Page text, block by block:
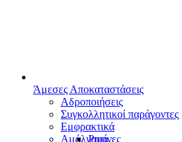
Άμεσες Αποκαταστάσεις
Αδροποιήσεις
Συγκολλητικοί παράγοντες
Εμφρακτικά
Ρητίνες
Αμάλγαμα